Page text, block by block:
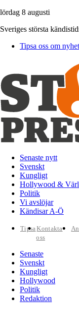
lördag 8 augusti
Sveriges största
Tipsa oss om
Senaste nytt
Svenskt
Kungligt
Hollywood &
Politik
Vi avslöjar
Kändisar A-Ö
TipsaKontakta
oss
Senaste
Svenskt
Kungligt
Hollywood
Politik
Redaktion